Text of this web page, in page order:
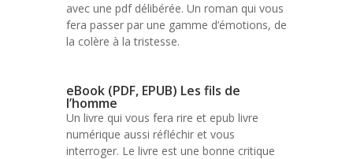
avec une pdf délibérée. Un roman qui vous
fera passer par une gamme d’émotions, de
la colère à la tristesse.
eBook (PDF, EPUB) Les fils de
l’homme
Un livre qui vous fera rire et epub livre
numérique aussi réfléchir et vous
interroger. Le livre est une bonne critique